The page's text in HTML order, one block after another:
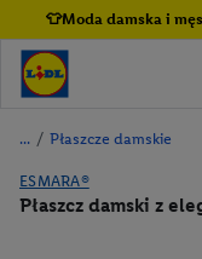
👕Moda damska i
/ Płaszcze damskie
ESMARA®
Płaszcz damski z